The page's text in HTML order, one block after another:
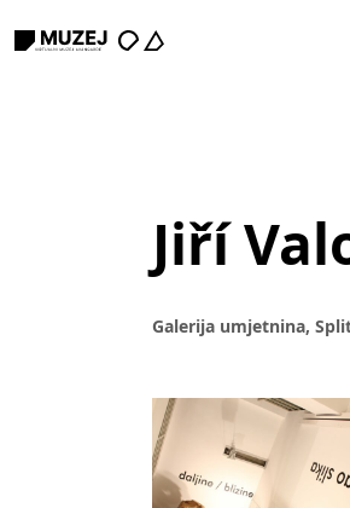
Jiří
Galerija umjetnina,